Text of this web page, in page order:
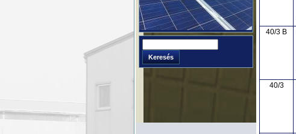
Keresés
40/3 B
40/3